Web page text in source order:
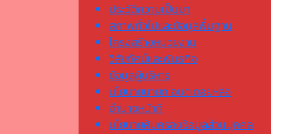
ประวัติความเป็นมา
สภาพทั่วไปและข้อมูลพื้นฐาน
โครงสร้างหน่วยงาน
วิสัยทัศน์และพันธกิจ
ข้อมูลผู้บริหาร
นโยบายนายก อบต.ดอยหล่อ
อำนาจหน้าที่
นโยบายคุ้มครองข้อมูลส่วนบุคคล